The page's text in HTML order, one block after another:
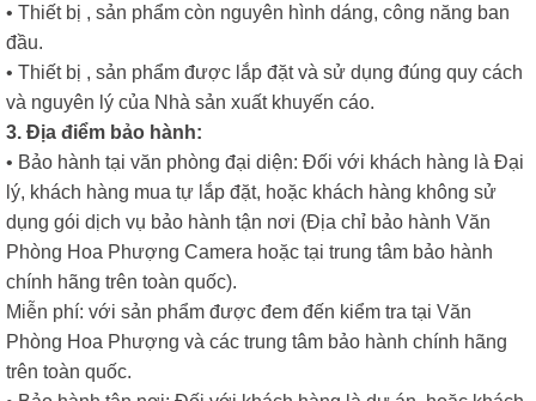
• Thiết bị , sản phẩm còn nguyên hình dáng, công năng ban
đầu.
• Thiết bị , sản phẩm được lắp đặt và sử dụng đúng quy cách
và nguyên lý của Nhà sản xuất khuyến cáo.
3. Địa điểm bảo hành:
• Bảo hành tại văn phòng đại diện: Đối với khách hàng là Đại
lý, khách hàng mua tự lắp đặt, hoặc khách hàng không sử
dụng gói dịch vụ bảo hành tận nơi (Địa chỉ bảo hành Văn
Phòng Hoa Phượng Camera hoặc tại trung tâm bảo hành
chính hãng trên toàn quốc).
Miễn phí: với sản phẩm được đem đến kiểm tra tại Văn
Phòng Hoa Phượng và các trung tâm bảo hành chính hãng
trên toàn quốc.